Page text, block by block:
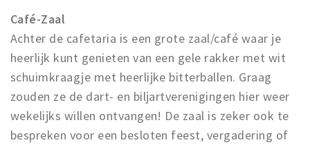
Café-Zaal
Achter de cafetaria is een grote zaal/café waar je
heerlijk kunt genieten van een gele rakker met wit
schuimkraagje met heerlijke bitterballen. Graag
zouden ze de dart- en biljartverenigingen hier weer
wekelijks willen ontvangen! De zaal is zeker ook te
bespreken voor een besloten feest, vergadering of